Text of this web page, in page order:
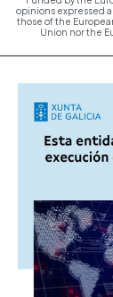
opinions expressed
those of the
Union nor the